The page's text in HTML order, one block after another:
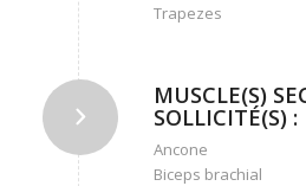
Trapezes
MUSCLE(S)
SOLLICITÉ(S) :
Ancone
Biceps brachial